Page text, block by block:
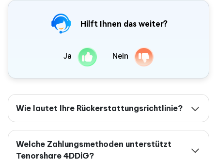
Hilft Ihnen das weiter?
Ja Nein
Wie lautet Ihre Rückerstattungsrichtlinie?
Welche Zahlungsmethoden unterstützt
Tenorshare 4DDiG?